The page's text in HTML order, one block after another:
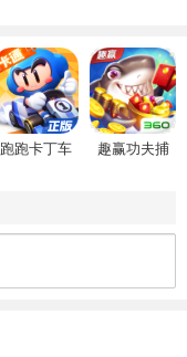
跑跑卡丁车
趣赢功夫捕